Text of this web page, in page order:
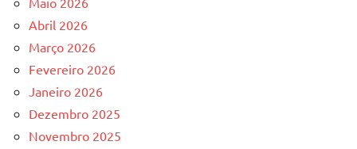
Abril 2026
Março 2026
Fevereiro 2026
Janeiro 2026
Dezembro 2025
Novembro 2025